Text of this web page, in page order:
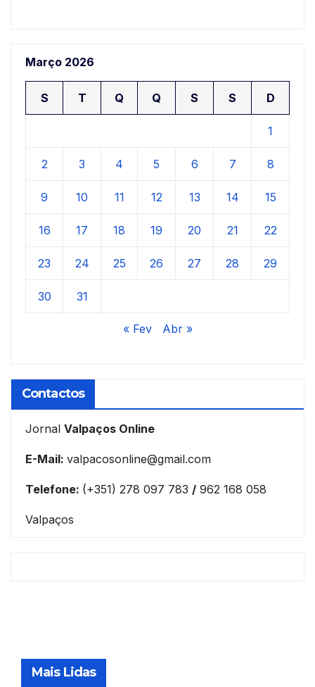
Março 2026
S T Q Q S S D
1
2 3 4 5 6 7 8
9 10 11 12 13 14 15
16 17 18 19 20 21 22
23 24 25 26 27 28 29
30 31
« Fev Abr »
Contactos
Jornal Valpaços Online
E-Mail: valpacosonline@gmail.com
Telefone: (+351) 278 097 783 / 962 168 058
Valpaços
Mais Lidas